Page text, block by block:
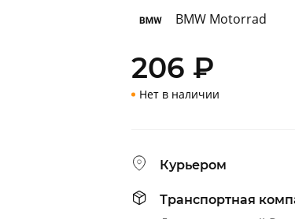
BMW Motorrad
206 ₽
Нет в наличии
Курьером
Транспортная